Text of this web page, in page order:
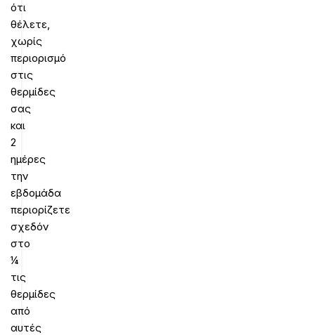
ότι
θέλετε,
χωρίς
περιορισμό
στις
θερμίδες
σας
και
2
ημέρες
την
εβδομάδα
περιορίζετε
σχεδόν
στο
¼
τις
θερμίδες
από
αυτές